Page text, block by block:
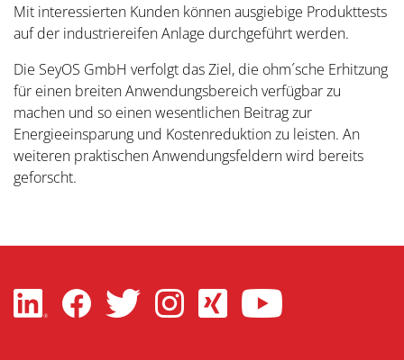
Mit interessierten Kunden können ausgiebige Produkttests
auf der industriereifen Anlage durchgeführt werden.
Die SeyOS GmbH verfolgt das Ziel, die ohm´sche Erhitzung
für einen breiten Anwendungsbereich verfügbar zu
machen und so einen wesentlichen Beitrag zur
Energieeinsparung und Kostenreduktion zu leisten. An
weiteren praktischen Anwendungsfeldern wird bereits
geforscht.